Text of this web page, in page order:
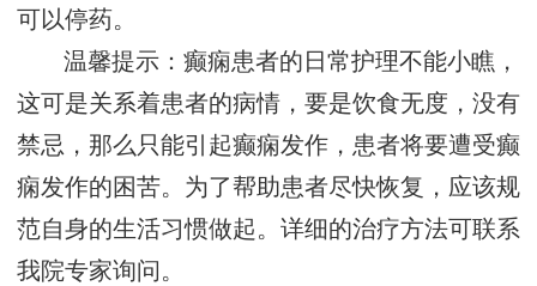
可以停药。
温馨提示：癫痫患者的日常护理不能小瞧，
这可是关系着患者的病情，要是饮食无度，没有
禁忌，那么只能引起癫痫发作，患者将要遭受癫
痫发作的困苦。为了帮助患者尽快恢复，应该规
范自身的生活习惯做起。详细的治疗方法可联系
我院专家询问。